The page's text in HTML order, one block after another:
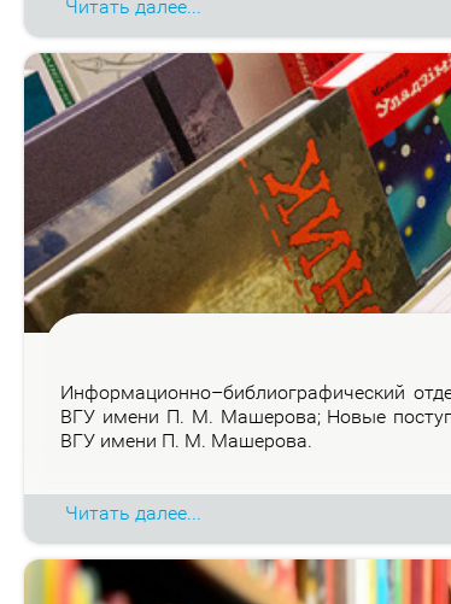
Читать далее...
Ин­фор­ма­ци­он­но–биб­лио­гра­фи­че­ский
ВГУ име­ни П. М. Ма­ше­ро­ва; Но­вые
ВГУ име­ни П. М. Ма­ше­ро­ва.
Читать далее...